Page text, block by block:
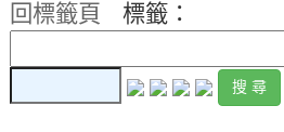
回標籤頁
標籤：